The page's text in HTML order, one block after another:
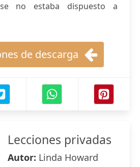
no estaba dispuesto a
de descarga
Lecciones privadas
Autor: Linda Howard